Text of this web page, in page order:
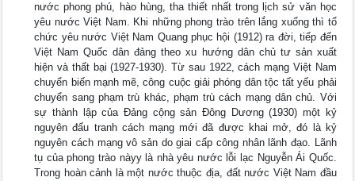
nước phong phú, hào hùng, tha thiết nhất trong lịch sử văn học
yêu nước Việt Nam. Khi những phong trào trên lắng xuống thì tổ
chức yêu nước Việt Nam Quang phục hội (1912) ra đời, tiếp đến
Việt Nam Quốc dân đảng theo xu hướng dân chủ tư sản xuất
hiện và thất bại (1927-1930). Từ sau 1922, cách mạng Việt Nam
chuyển biến mạnh mẽ, công cuộc giải phóng dân tộc tất yếu phải
chuyển sang phạm trù khác, phạm trù cách mạng dân chủ. Với
sự thành lập của Đảng cộng sản Đông Dương (1930) một kỷ
nguyên đấu tranh cách mạng mới đã được khai mở, đó là kỷ
nguyên cách mạng vô sản do giai cấp công nhân lãnh đạo. Lãnh
tụ của phong trào nàyy là nhà yêu nước lỗi lạc Nguyễn Ái Quốc.
Trong hoàn cảnh là một nước thuộc địa, đất nước Việt Nam đầu